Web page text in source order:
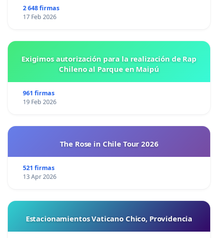
2 648 firmas
17 Feb 2026
Exigimos autorización para la realización de Rap
Chileno al Parque en Maipú
961 firmas
19 Feb 2026
The Rose in Chile Tour 2026
521 firmas
13 Apr 2026
Estacionamientos Vaticano Chico, Providencia